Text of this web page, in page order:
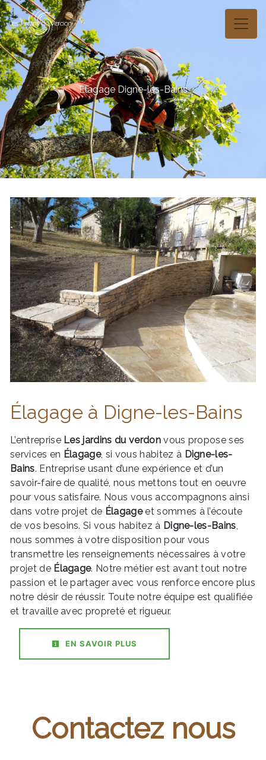
Panneau de gestion des cookies
Élagage Digne-les-Bains
Élagage à Digne-les-Bains
L’entreprise Les jardins du verdonvous propose ses
services en Élagage, si vous habitez à Digne-les-
Bains. Entreprise usant d’une expérience et d’un
savoir-faire de qualité, nous mettons tout en oeuvre
pour vous satisfaire. Nous vous accompagnons ainsi
dans votre projet de Élagageet sommes à l’écoute
de vos besoins. Si vous habitez à Digne-les-Bains
nous sommes à votre disposition pour vous
transmettre les renseignements nécessaires à votre
projet de Élagage. Notre métier est avant tout notre
passion et le partager avec vous renforce encore plus
notre désir de réussir. Toute notre équipe est qualifiée
et travaille avec propreté et rigueur.
EN SAVOIR PLUS
Contactez nous